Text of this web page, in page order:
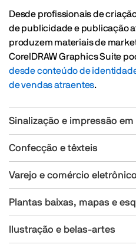
Desde profissionais de
de publicidade e publicação
produzem materiais de
CorelDRAW Graphics Suite
desde conteúdo de
de vendas atraentes.
Sinalização e impressão
Confecção e têxteis
Varejo e comércio eletrônico
Plantas baixas, mapas e
Ilustração e belas-artes